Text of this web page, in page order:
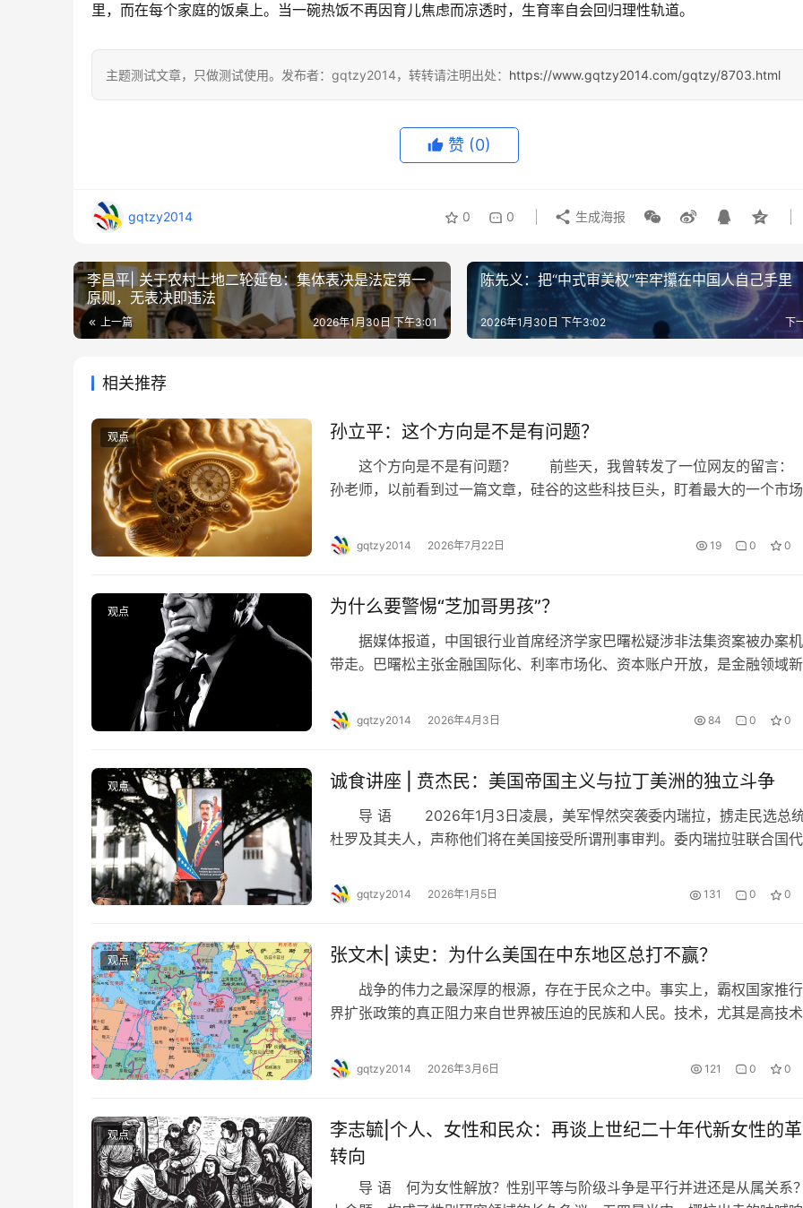
里，而在每个家庭的饭桌上。当一碗热饭不再因育儿焦虑而凉透时，生育率自会回归理性轨道。
主题测试文章，只做测试使用。发布者：gqtzy2014，转转请注明出处： https://www.gqtzy2014.com/gqtzy/8703.html
赞 (0)
gqtzy2014 0 0 生成海报
李昌平| 关于农村土地二轮延包：集体表决是法定第一
原则，无表决即违法
上一篇 2026年1月30日 下午3:01
陈先义：把“中式审美权”牢牢攥在中国人自己手里
下
2026年1月30日 下午3:02
相关推荐
观点 孙立平：这个方向是不是有问题？
这个方向是不是有问题？ 前些天，我曾转发了一位网友的留
孙老师，以前看到过一篇文章，硅谷的这些科技巨头，盯着最大的一个市
亿美元左右。资本更喜欢的是替换人类的事，因为这个更容易实现.。现在
吹嘘的写ppt/编程/写报告这几件事，包括今年初的龙虾热，本质就是为了
gqtzy2014 2026年7月22日 19 0 0
观点 为什么要警惕“芝加哥男孩”？
据媒体报道，中国银行业首席经济学家巴曙松疑涉非法集资案被办案
带走。巴曙松主张金融国际化、利率市场化、资本账户开放，是金融领域
男孩越来越警惕。一方面，在新自由主义产生的七十年里，世界发生了一
心动魄的事情，比如智利、玻利维亚、乌拉圭、阿根廷等国家的改革，日
gqtzy2014 2026年4月3日 84 0 0
观点 诚食讲座 | 贲杰民：美国帝国主义与拉丁美洲的独立斗争
导 语 2026年1月3日凌晨，美军悍然突袭委内瑞拉，掳走民选总
杜罗及其夫人，声称他们将在美国接受所谓刑事审判。委内瑞拉驻联合国
国、土耳其等国共产党，古巴、哥伦比亚等国政府也提出严厉谴责。美国
裸的侵略他国领土甚至绑架领导人的帝国主义新门罗主义霸权行径让网友
gqtzy2014 2026年1月5日 131 0 0
观点 张文木| 读史：为什么美国在中东地区总打不赢？
战争的伟力之最深厚的根源，存在于民众之中。事实上，霸权国家推
界扩张政策的真正阻力来自世界被压迫的民族和人民。技术，尤其是高技
而当推行扩张政策的国家开始与世界人民为敌的时候，这个矛盾基本就是
的。经验上看，英美海权国家的扩张在达到印度洋之前，它们与扩张地区
gqtzy2014 2026年3月6日 121 0 0
观点
李志毓|个人、女性和民众：再谈上世纪二十年代新女性的
转向
导 语 何为女性解放？性别平等与阶级斗争是平行并进还是从属关系